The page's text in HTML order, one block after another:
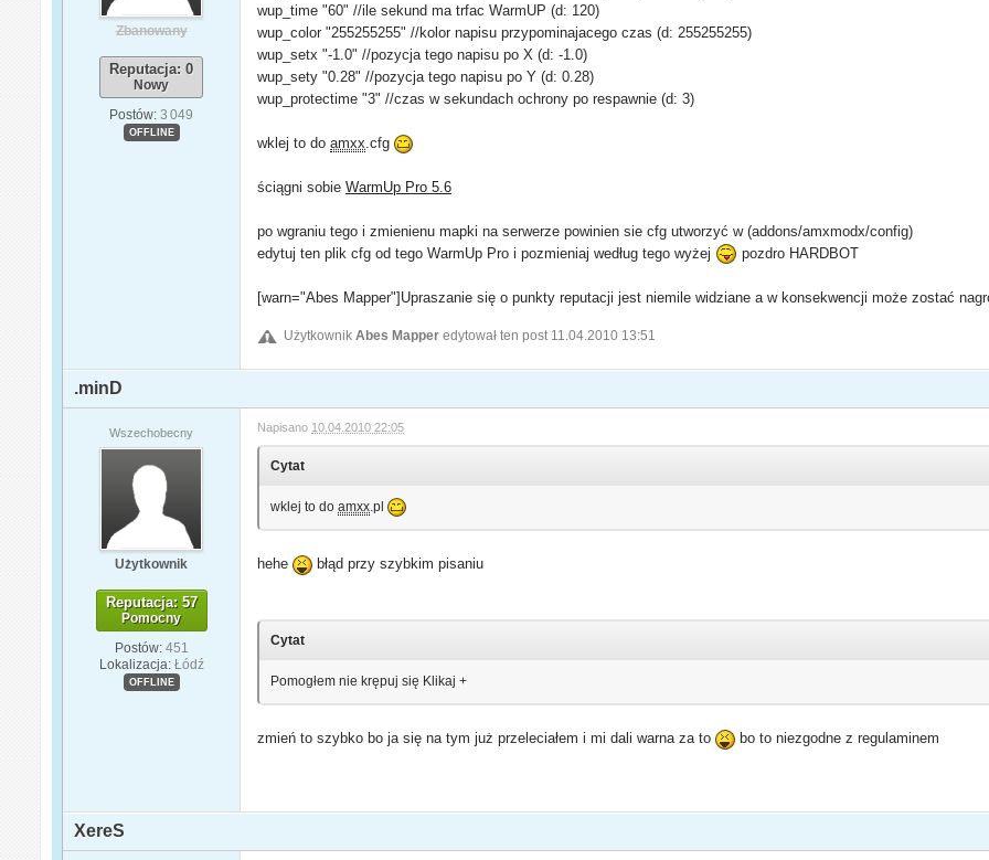
Zbanowany
Reputacja: 0
Nowy
Postów: 3 049
OFFLINE
wup_time "60" //ile sekund ma trfac WarmUP (d: 120)
wup_color "255255255" //kolor napisu przypominajacego czas (d: 255255255)
wup_setx "-1.0" //pozycja tego napisu po X (d: -1.0)
wup_sety "0.28" //pozycja tego napisu po Y (d: 0.28)
wup_protectime "3" //czas w sekundach ochrony po respawnie (d: 3)
wklej to doamxx .cfg
ściągni sobieWarmUp Pro 5.6
po wgraniu tego i zmienienu mapki na serwerze powinien sie cfg utworzyć w (addons/amxmodx/config)
edytuj ten plik cfg od tego WarmUp Pro i pozmieniaj według tego wyżej
pozdro HARDBOT
[warn="Abes Mapper"]Upraszanie się o punkty reputacji jest niemile widziane a w konsekwencji może zostać
UżytkownikAbes Mapper edytował ten post 11.04.2010 13:51
.minD
Wszechobecny
Użytkownik
Reputacja: 57
Pomocny
Postów: 451
Lokalizacja: Łódź
OFFLINE
Napisano 10.04.2010 22:05
Cytat
wklej to doamxx.pl
hehe błąd przy szybkim pisaniu
Cytat
Pomogłem nie krępuj się Klikaj +
zmień to szybko bo ja się na tym już przeleciałem i mi dali warna za to bo to niezgodne z regulaminem
XereS